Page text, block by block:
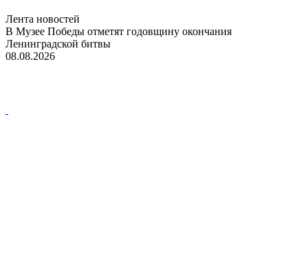
Лента новостей
В Музее Победы отметят годовщину окончания
Ленинградской битвы
08.08.2026